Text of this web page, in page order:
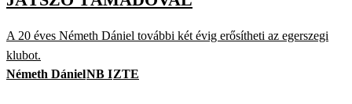
A 20 éves Németh Dániel további két évig erősítheti az egerszegi
klubot.
Németh DánielNB IZTE